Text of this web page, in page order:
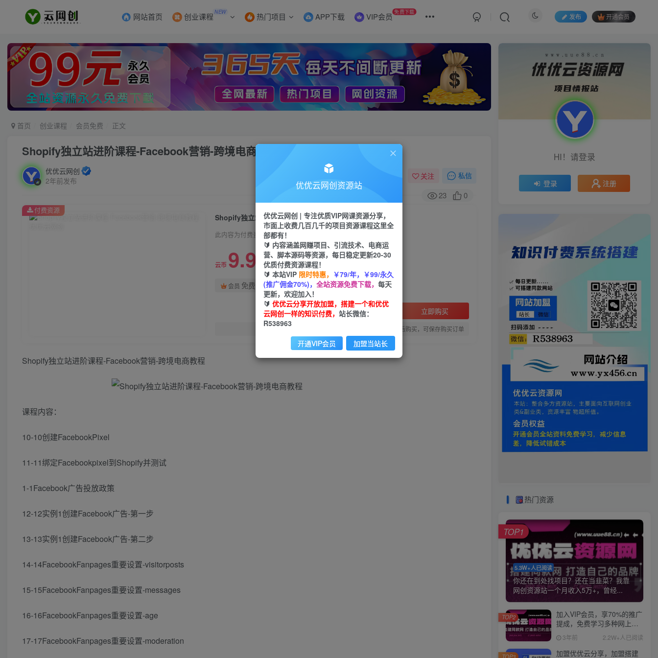
网站首页 创业课程 NEW 热门项目 APP下载 VIP会员 免费下载
发布 开通会员
首页 创业课程 会员免费 正文
Shopify独立站进阶课程-Facebook营销-跨境电商教程
优优云网创
2年前发布
关注 私信
23 0
Shopify独立站进阶课程-Facebook营销-跨境电商教程
此内容为付费资源，请付费后查看
云币 9.9 限时特惠
云币99
会员 免费
立即购买
您当前未登录！建议登陆后购买，可保存购买订单
付费资源
Shopify独立站进阶课程-Facebook营销-跨境电商教程
课程内容：
10-10创建FacebookPixel
11-11绑定Facebookpixel到Shopify并测试
1-1Facebook广告投放政策
12-12实例1创建Facebook广告-第一步
13-13实例1创建Facebook广告-第二步
14-14FacebookFanpages重要设置-visitorposts
15-15FacebookFanpages重要设置-messages
16-16FacebookFanpages重要设置-age
17-17FacebookFanpages重要设置-moderation
HI！请登录
登录 注册
热门资源
5.3W+人已阅读
你还在到处找项目？还在当韭菜？我靠
网创资源站一个月收入5万+，曾经...
TOP1
加入VIP会员，享70%的推广
提成，免费学习多种网上创
业课程，菜鸟秒变大神！
3年前 2.2W+人已阅读
TOP2
加盟优优云分享，加盟搭建
TOP3
优优云网创资源站
优优云网创 | 专注优质VIP网课资源分享，
市面上收费几百几千的项目资源课程这里全
部都有！
🔰 内容涵盖网赚项目、引流技术、电商运
营、脚本源码等资源，每日稳定更新20-30
优质付费资源课程！
🔰 本站VIP 限时特惠， ￥79/年，￥99/永久
(推广佣金70%)， 全站资源免费下载， 每天
更新，欢迎加入！
🔰 优优云分享开放加盟，搭建一个和优优
云网创一样的知识付费， 站长微信：
R538963
开通VIP会员 加盟当站长